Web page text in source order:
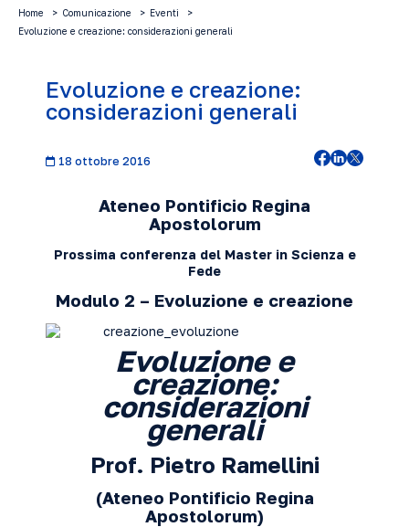
Home Comunicazione
Eventi
Evoluzione e creazione: considerazioni generali
Evoluzione e creazione:
considerazioni generali
18 ottobre 2016
Ateneo Pontificio Regina
Apostolorum
Prossima conferenza del Master in Scienza e
Fede
Modulo 2 – Evoluzione e creazione
Evoluzione e
creazione:
considerazioni
generali
Prof. Pietro Ramellini
(Ateneo Pontificio Regina
Apostolorum)